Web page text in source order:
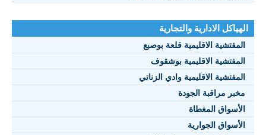
الادارية والتجارية
الاقليمية قلعة بوصبع
الاقليمية بوشقوف
الاقليمية وادي الزناتي
مراقبة الجودة
المغطاة
الجوارية